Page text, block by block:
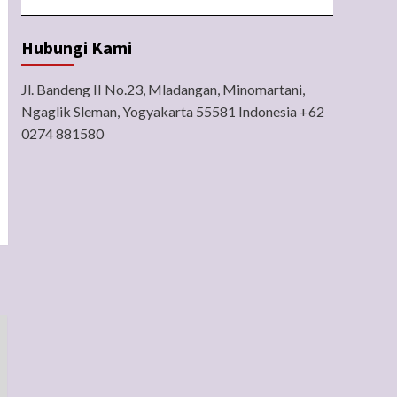
Hubungi Kami
Jl. Bandeng II No.23, Mladangan, Minomartani,
Ngaglik Sleman, Yogyakarta 55581 Indonesia +62
0274 881580